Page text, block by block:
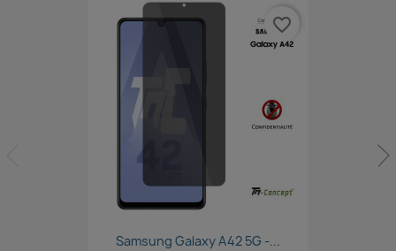
Aperçu rapide
Samsung Galaxy A42 5G -...
favorite_border